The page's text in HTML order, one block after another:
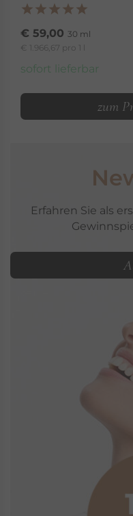
€ 59,00 30 ml
€ 1.966,67 pro 1 l
sofort lieferbar
zum
Erfahren Sie als